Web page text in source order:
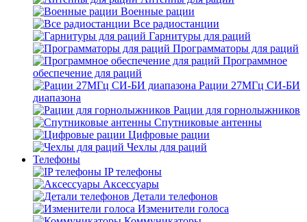
Военные рации
Все радиостанции
Гарнитуры для раций
Программаторы для раций
Программное
обеспечение для раций
Рации 27МГц СИ-БИ
диапазона
Рации для горнолыжников
Спутниковые антенны
Цифровые рации
Чехлы для раций
Телефоны
IP телефоны
Аксессуары
Детали телефонов
Изменители голоса